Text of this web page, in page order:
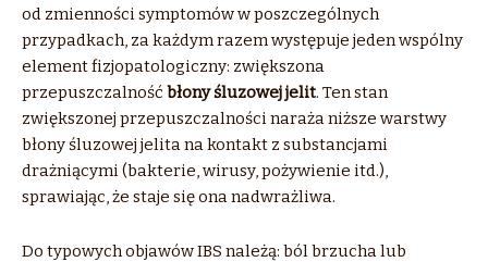
od zmienności symptomów w poszczególnych
przypadkach, za każdym razem występuje jeden wspólny
element fizjopatologiczny: zwiększona
przepuszczalność błony śluzowej jelit. Ten stan
zwiększonej przepuszczalności naraża niższe warstwy
błony śluzowej jelita na kontakt z substancjami
drażniącymi (bakterie, wirusy, pożywienie itd.),
sprawiając, że staje się ona nadwrażliwa.
Do typowych objawów IBS należą: ból brzucha lub